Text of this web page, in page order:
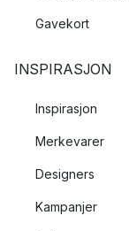
Gavekort
INSPIRASJON
Inspirasjon
Merkevarer
Designers
Kampanjer